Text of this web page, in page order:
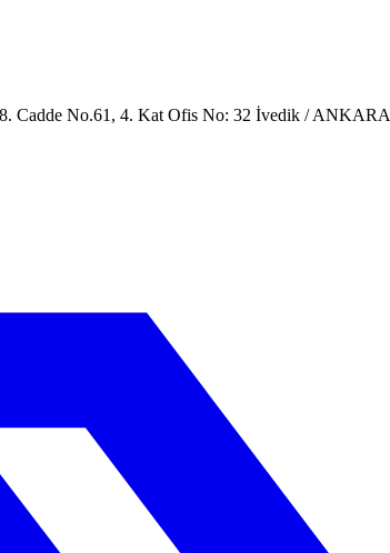
Cadde No.61, 4. Kat Ofis No: 32 İvedik / ANKARA